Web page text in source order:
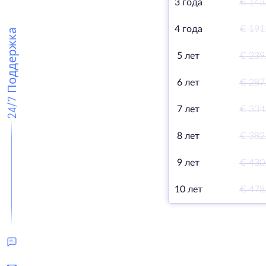
24/7 Поддержка
3 года €
4 года €
5 лет €
6 лет €
7 лет €
8 лет €
9 лет €
10 лет €